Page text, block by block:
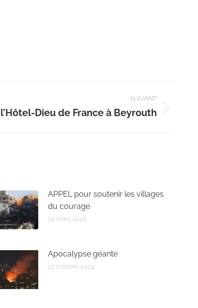
SUIVANT
Dieu de France à Beyrouth
APPEL pour soutenir les villages
du courage
19 mars 2026
Apocalypse géante
17 octobre 2024